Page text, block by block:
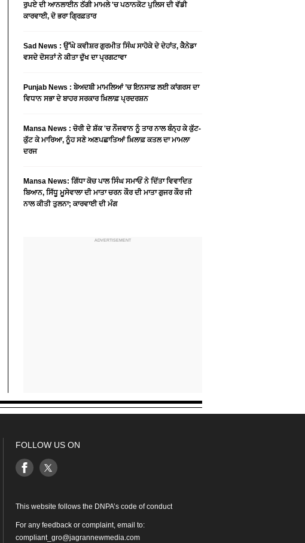
ਰੁਪਏ ਦੀ ਆਨਲਾਈਨ ਠੱਗੀ ਮਾਮਲੇ 'ਚ ਪਠਾਨਕੋਟ ਪੁਲਿਸ ਦੀ ਵੱਡੀ
ਕਾਰਵਾਈ, ਦੋ ਭਰਾ ਗ੍ਰਿਫ਼ਤਾਰ
Sad News : ਉੱਘੇ ਕਵੀਸ਼ਰ ਗੁਰਮੀਤ ਸਿੰਘ ਸਾਹੋਕੇ ਦੇ ਦੇਹਾਂਤ, ਕੈਨੇਡਾ
ਵਸਦੇ ਦੋਸਤਾਂ ਨੇ ਕੀਤਾ ਦੁੱਖ ਦਾ ਪ੍ਰਗਟਾਵਾ
Punjab News : ਬੇਅਦਬੀ ਮਾਮਲਿਆਂ ’ਚ ਇਨਸਾਫ਼ ਲਈ ਕਾਂਗਰਸ ਦਾ
ਵਿਧਾਨ ਸਭਾ ਦੇ ਬਾਹਰ ਸਰਕਾਰ ਖ਼ਿਲਾਫ਼ ਪ੍ਰਦਰਸ਼ਨ
Mansa News : ਚੋਰੀ ਦੇ ਸ਼ੱਕ 'ਚ ਨੌਜਵਾਨ ਨੂੰ ਤਾਰ ਨਾਲ ਬੰਨ੍ਹ ਕੇ ਕੁੱਟ-
ਕੁੱਟ ਕੇ ਮਾਰਿਆ, ਨੂੰਹ ਸਣੇ ਅਣਪਛਾਤਿਆਂ ਖ਼ਿਲਾਫ਼ ਕਤਲ ਦਾ ਮਾਮਲਾ
ਦਰਜ
Mansa News: ਗਿੱਧਾ ਕੋਚ ਪਾਲ ਸਿੰਘ ਸਮਾਓਂ ਨੇ ਦਿੱਤਾ ਵਿਵਾਦਿਤ
ਬਿਆਨ, ਸਿੱਧੂ ਮੂਸੇਵਾਲਾ ਦੀ ਮਾਤਾ ਚਰਨ ਕੌਰ ਦੀ ਮਾਤਾ ਗੁਜਰ ਕੌਰ ਜੀ
ਨਾਲ ਕੀਤੀ ਤੁਲਨਾ; ਕਾਰਵਾਈ ਦੀ ਮੰਗ
FOLLOW US ON
This website follows the DNPA’s code of conduct
For any feedback or complaint, email to:
compliant_gro@jagrannewmedia.com